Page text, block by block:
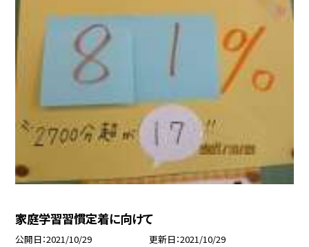
家庭学習習慣定着に向けて
公開日 2021/10/29 更新日 2021/10/29